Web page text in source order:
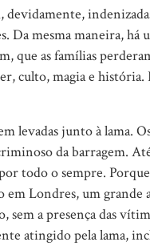
Da mesma maneira, há
que as famílias
culto, magia e
levadas junto à lama.
da barragem.
todo o sempre.
Londres, um
a presença das
atingido pela lama,